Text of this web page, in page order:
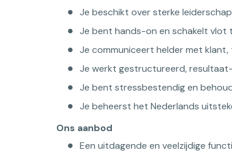
Je beschikt over sterke
Je bent hands-on en schakelt vlot
Je communiceert helder met
Je werkt gestructureerd,
Je bent stressbestendig en
Je beheerst het Nederlands
Ons aanbod
Een uitdagende en veelzijdige